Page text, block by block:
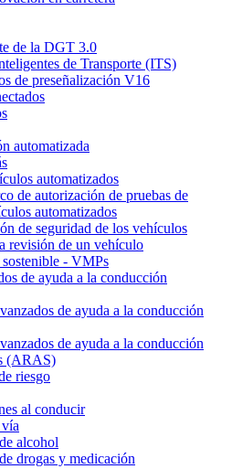
de la DGT 3.0
de Transporte (ITS)
de preseñalización V16
automatizada
automatizados
de autorización de pruebas de
automatizados
de seguridad de los vehículos
revisión de un vehículo
- VMPs
de ayuda a la conducción
de ayuda a la conducción
de ayuda a la conducción
(ARAS)
riesgo
al conducir
alcohol
drogas y medicación